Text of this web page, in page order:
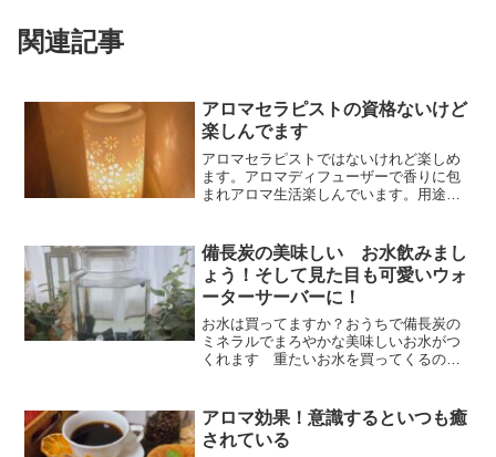
関連記事
アロマセラピストの資格ないけど
楽しんでます
アロマセラピストではないけれど楽しめ
ます。アロマディフューザーで香りに包
まれアロマ生活楽しんでいます。用途に
備長炭の美味しい お水飲みまし
ょう！そして見た目も可愛いウォ
ーターサーバーに！
お水は買ってますか？おうちで備長炭の
ミネラルでまろやかな美味しいお水がつ
くれます 重たいお水を買ってくるのは
の中に水槽があるような可愛いさでお水
を置くことができますよ
アロマ効果！意識するといつも癒
されている